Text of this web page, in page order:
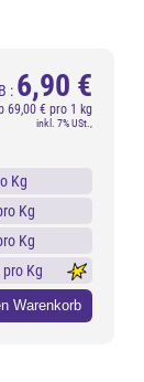
: 6,90 €
69,00 € pro 1 kg
inkl. 7% USt.,
Kg
Kg
Kg
pro Kg
Warenkorb